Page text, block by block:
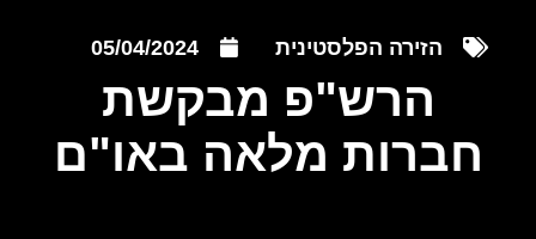
הזירה הפלסטינית 05/04/2024
הרש"פ מבקשת
חברות מלאה באו"ם